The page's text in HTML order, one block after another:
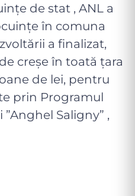
de stat , ANL a
în comuna
a finalizat,
creșe în toată țara
de lei, pentru
prin Programul
Saligny” ,